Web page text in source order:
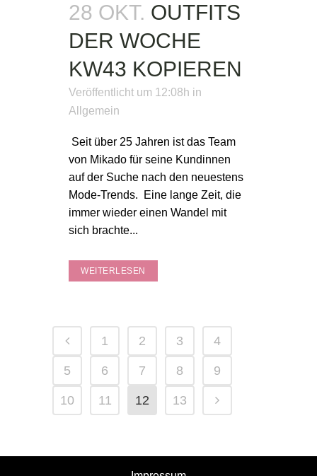
28 OKT. OUTFITS
DER WOCHE
KW43 KOPIEREN
Veröffentlicht um 12:08h in
Allgemein
Seit über 25 Jahren ist das Team
von Mikado für seine Kundinnen
auf der Suche nach den neuestens
Mode-Trends. Eine lange Zeit, die
immer wieder einen Wandel mit
sich brachte...
WEITERLESEN
1 2 3 4
5 6 7 8 9
10 11 12 13